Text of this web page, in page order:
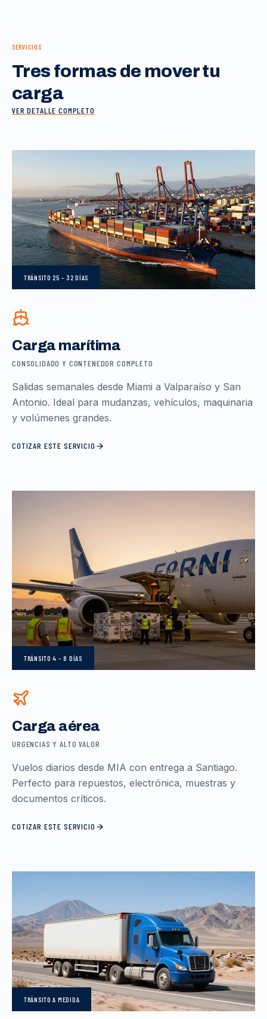
SERVICIOS
Tres formas de mover tu
carga
VER DETALLE COMPLETO
TRÁNSITO 25 – 32 DÍAS
Carga marítima
CONSOLIDADO Y CONTENEDOR COMPLETO
Salidas semanales desde Miami a Valparaíso y San
Antonio. Ideal para mudanzas, vehículos, maquinaria
y volúmenes grandes.
COTIZAR ESTE SERVICIO
TRÁNSITO4 – 8 DÍAS
Carga aérea
URGENCIAS Y ALTO VALOR
Vuelos diarios desde MIA con entrega a Santiago.
Perfecto para repuestos, electrónica, muestras y
documentos críticos.
COTIZAR ESTE SERVICIO
TRÁNSITOA MEDIDA